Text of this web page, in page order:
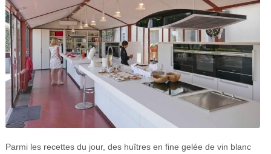
Parmi les recettes du jour, des huîtres en fine gelée de vin blanc